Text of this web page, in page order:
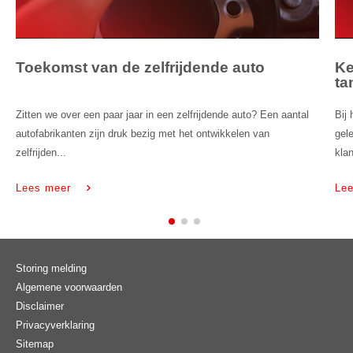
Toekomst van de zelfrijdende auto
Zitten we over een paar jaar in een zelfrijdende auto? Een aantal
autofabrikanten zijn druk bezig met het ontwikkelen van
zelfrijden...
Lees meer
Bij
Storing melding
Algemene voorwaarden
Disclaimer
Privacyverklaring
Sitemap